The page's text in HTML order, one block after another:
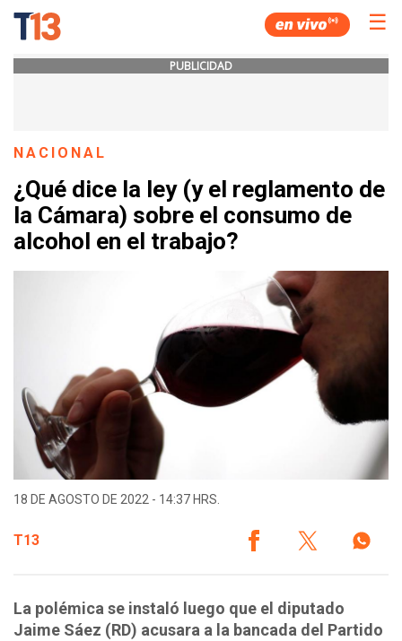
☰
PUBLICIDAD
NACIONAL
¿Qué dice la ley (y el reglamento de
la Cámara) sobre el consumo de
alcohol en el trabajo?
18 DE AGOSTO DE 2022 - 14:37 HRS.
T13
La polémica se instaló luego que el diputado
Jaime Sáez (RD) acusara a la bancada del Partido